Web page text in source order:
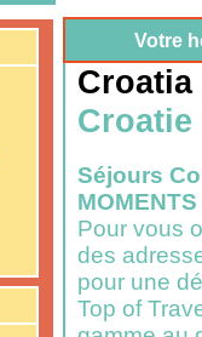
Votre
Croatia
Croatie
Séjours
Pour vous
des
pour une
Top of